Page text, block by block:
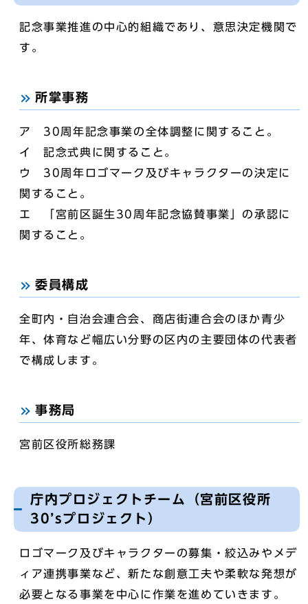
記念事業推進の中心的組織であり、意思決定機関で
す。
所掌事務
ア 30周年記念事業の全体調整に関すること。
イ 記念式典に関すること。
ウ 30周年ロゴマーク及びキャラクターの決定に
関すること。
エ 「宮前区誕生30周年記念協賛事業」の承認に
関すること。
委員構成
全町内・自治会連合会、商店街連合会のほか青少
年、体育など幅広い分野の区内の主要団体の代表者
で構成します。
事務局
宮前区役所総務課
庁内プロジェクトチーム（宮前区役所
30’sプロジェクト）
ロゴマーク及びキャラクターの募集・絞込みやメデ
ィア連携事業など、新たな創意工夫や柔軟な発想が
必要となる事業を中心に作業を進めていきます。